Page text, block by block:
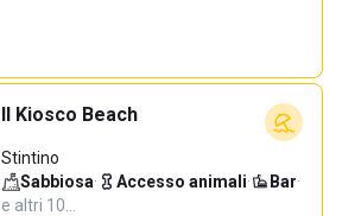
Il Kiosco Beach
Stintino
Sabbiosa· Accesso animali· Bar·
e altri 10…